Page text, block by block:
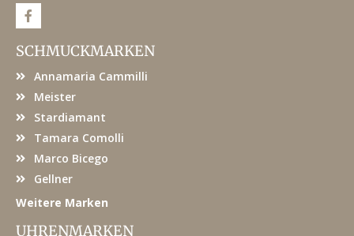
F
a
e
b
o
SCHMUCKMARKEN
Annamaria Cammilli
Meister
Stardiamant
Tamara Comolli
Marco Bicego
Gellner
Weitere Marken
UHRENMARKEN